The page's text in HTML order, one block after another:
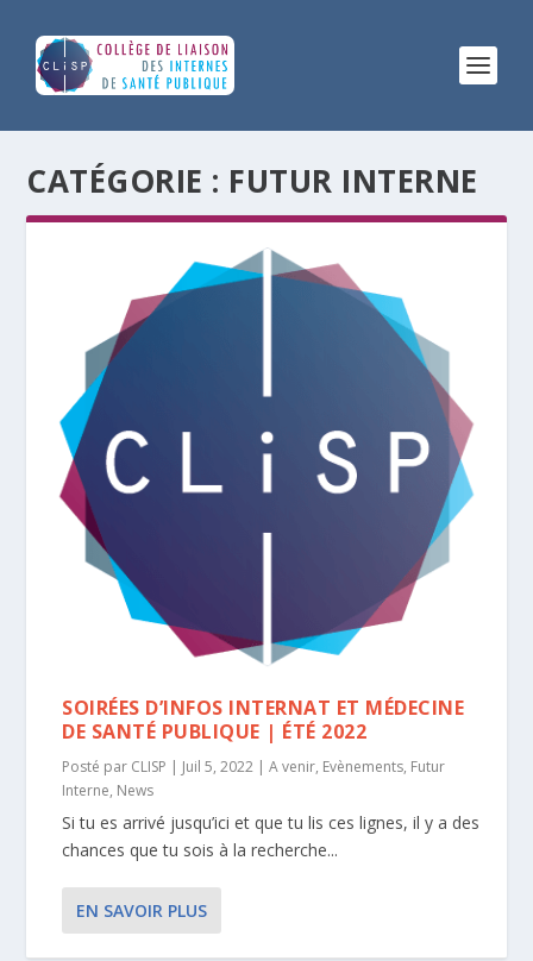
CATÉGORIE : FUTUR INTERNE
SOIRÉES D’INFOS INTERNAT ET MÉDECINE
DE SANTÉ PUBLIQUE | ÉTÉ 2022
Posté par CLISP | Juil 5, 2022 |A venir, Evènements, Futur
Interne, News
Si tu es arrivé jusqu’ici et que tu lis ces lignes, il y a des
chances que tu sois à la recherche...
EN SAVOIR PLUS